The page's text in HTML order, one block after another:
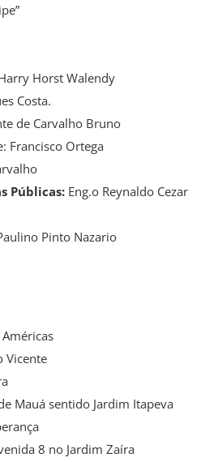
Horst Walendy
Costa.
de Carvalho Bruno
Francisco Ortega
Públicas: Eng.o Reynaldo Cezar
Pinto Nazario
Vicente
Mauá sentido Jardim Itapeva
8 no Jardim Zaíra